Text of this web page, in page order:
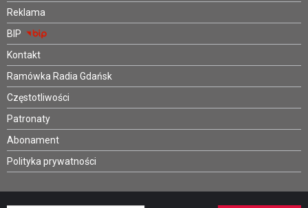
Reklama
BIP
Kontakt
Ramówka Radia Gdańsk
Częstotliwości
Patronaty
Abonament
Polityka prywatności